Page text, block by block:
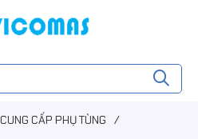
CUNG CẤP PHỤ TÙNG /